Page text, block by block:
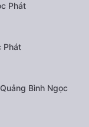
Phát
Phát
Bình Ngọc